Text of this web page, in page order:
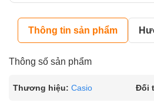
Thông tin sản phẩm
Thông số sản phẩm
Thương hiệu: Casio Đối